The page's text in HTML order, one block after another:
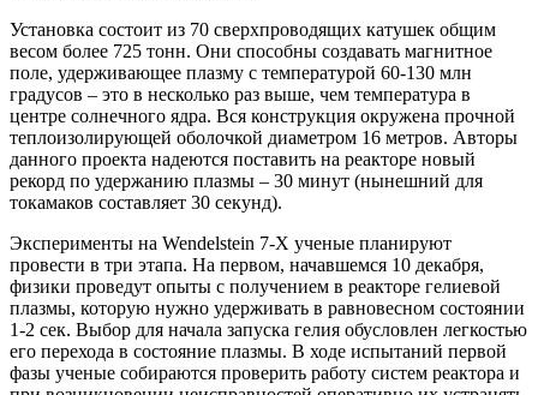
Установка состоит из 70 сверхпроводящих катушек общим
весом более 725 тонн. Они способны создавать магнитное
поле, удерживающее плазму с температурой 60-130 млн
градусов – это в несколько раз выше, чем температура в
центре солнечного ядра. Вся конструкция окружена прочной
теплоизолирующей оболочкой диаметром 16 метров. Авторы
данного проекта надеются поставить на реакторе новый
рекорд по удержанию плазмы – 30 минут (нынешний для
токамаков составляет 30 секунд).
Эксперименты на Wendelstein 7-X ученые планируют
провести в три этапа. На первом, начавшемся 10 декабря,
физики проведут опыты с получением в реакторе гелиевой
плазмы, которую нужно удерживать в равновесном состоянии
1-2 сек. Выбор для начала запуска гелия обусловлен легкостью
его перехода в состояние плазмы. В ходе испытаний первой
фазы ученые собираются проверить работу систем реактора и